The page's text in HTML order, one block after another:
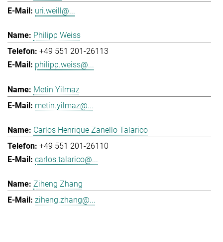
uri.weill@...
Philipp Weiss
+49 551 201-26113
philipp.weiss@...
Metin Yilmaz
metin.yilmaz@...
Carlos Henrique Zanello Talarico
+49 551 201-26110
carlos.talarico@...
Ziheng Zhang
ziheng.zhang@...